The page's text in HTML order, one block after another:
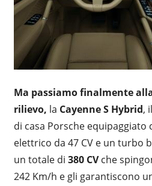
Ma passiamo finalmente
rilievo, la Cayenne S Hybrid,
di casa Porsche
elettrico da 47 CV e un turbo
un totale di 380 CVche
242 Km/h e gli garantiscono